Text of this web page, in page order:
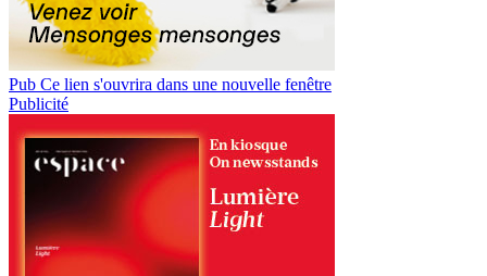
Pub Ce lien s'ouvrira dans une nouvelle fenêtre
Publicité